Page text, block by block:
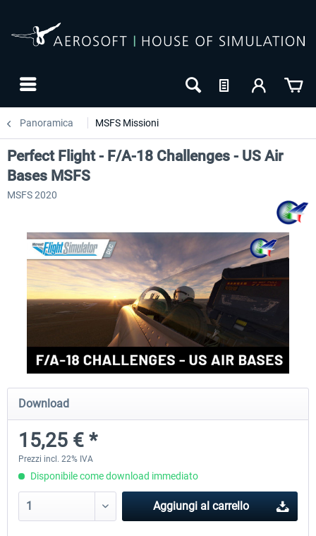
Panoramica MSFS Missioni
Perfect Flight - Flying Germany MSFS
Perfect Flight - FS Explorer -
Italy MSFS
Perfect Flight - F/A-18 Challenges - US Air
Bases MSFS
MSFS 2020
Download
15,25 € *
Prezzi incl. 22% IVA
Disponibile come download immediato
Aggiungi al carrello